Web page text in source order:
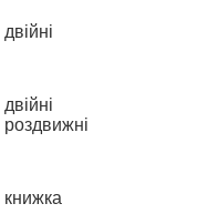
двійні
двійні
роздвижні
книжка